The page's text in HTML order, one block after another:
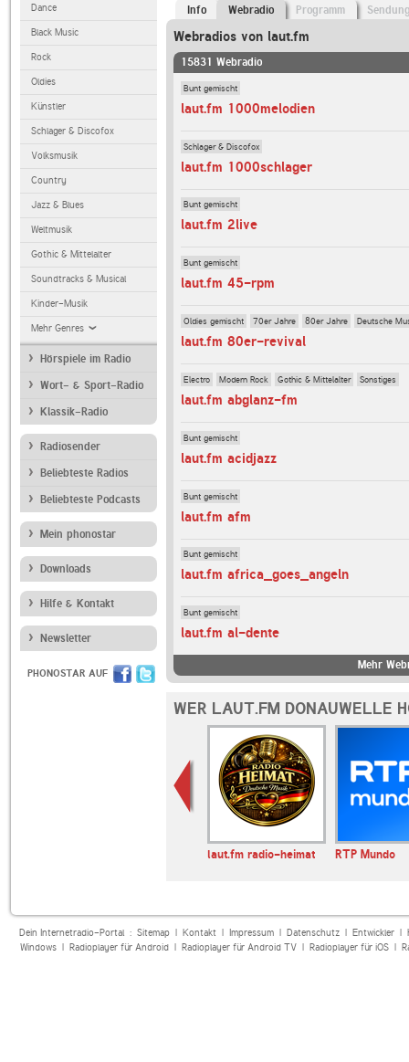
Dance
Black Music
Rock
Oldies
Künstler
Schlager & Discofox
Volksmusik
Country
Jazz & Blues
Weltmusik
Gothic & Mittelalter
Soundtracks & Musical
Kinder-Musik
Mehr Genres
Hörspiele im Radio
Wort- & Sport-Radio
Klassik-Radio
Radiosender
Beliebteste Radios
Beliebteste Podcasts
Mein phonostar
Downloads
Hilfe & Kontakt
Newsletter
PHONOSTAR AUF
Info Webradio Programm
Webradios von laut.fm
15831 Webradio
Bunt gemischt
laut.fm 1000melodien
Schlager & Discofox
laut.fm 1000schlager
Bunt gemischt
laut.fm 2live
Bunt gemischt
laut.fm 45-rpm
Oldies gemischt 70er Jahre 80er Jahre Deutsche
laut.fm 80er-revival
Electro Modern Rock Gothic & Mittelalter Sonstiges
laut.fm abglanz-fm
Bunt gemischt
laut.fm acidjazz
Bunt gemischt
laut.fm afm
Bunt gemischt
laut.fm africa_goes_angeln
Bunt gemischt
laut.fm al-dente
Mehr
WER LAUT.FM DONAUWELLE
laut.fm radio-heimat RTP Mundo
Dein Internetradio-Portal : Sitemap| Kontakt| Impressum| Datenschutz| Entwickler|
Windows| Radioplayer für Android| Radioplayer für Android TV| Radioplayer für iOS|